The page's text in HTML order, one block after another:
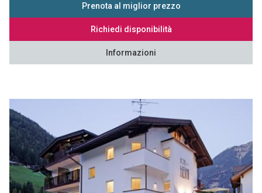
Prenota al miglior prezzo
Richiedi disponibilità
Informazioni